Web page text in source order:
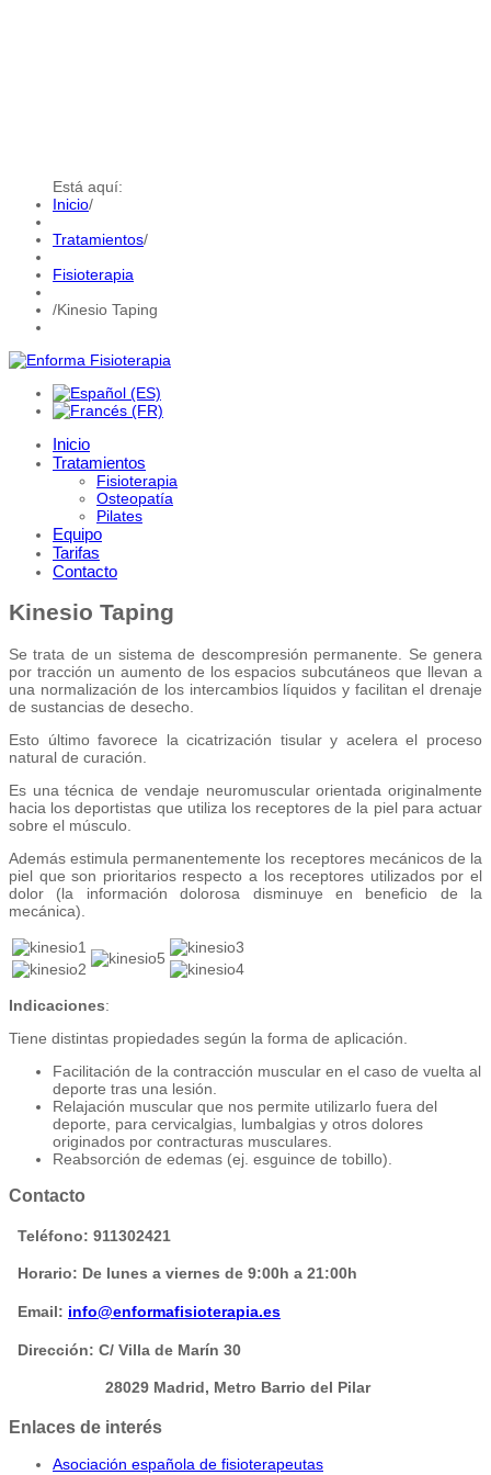
Está aquí:
Inicio/
Tratamientos/
Fisioterapia
/Kinesio Taping
Inicio
Tratamientos
Fisioterapia
Osteopatía
Pilates
Equipo
Tarifas
Contacto
Kinesio Taping
Se trata de un sistema de descompresión permanente. Se genera
por tracción un aumento de los espacios subcutáneos que llevan a
una normalización de los intercambios líquidos y facilitan el drenaje
de sustancias de desecho.
Esto último favorece la cicatrización tisular y acelera el proceso
natural de curación.
Es una técnica de vendaje neuromuscular orientada originalmente
hacia los deportistas que utiliza los receptores de la piel para actuar
sobre el músculo.
Además estimula permanentemente los receptores mecánicos de la
piel que son prioritarios respecto a los receptores utilizados por el
dolor (la información dolorosa disminuye en beneficio de la
mecánica).
Indicaciones:
Tiene distintas propiedades según la forma de aplicación.
Facilitación de la contracción muscular en el caso de vuelta al
deporte tras una lesión.
Relajación muscular que nos permite utilizarlo fuera del
deporte, para cervicalgias, lumbalgias y otros dolores
originados por contracturas musculares.
Reabsorción de edemas (ej. esguince de tobillo).
Contacto
Teléfono: 911302421
Horario: De lunes a viernes de 9:00h a 21:00h
Email: info@enformafisioterapia.es
Dirección: C/ Villa de Marín 30
28029 Madrid, Metro Barrio del Pilar
Enlaces de interés
Asociación española de fisioterapeutas